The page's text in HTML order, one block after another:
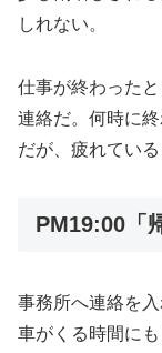
しれない。
仕事が終わった
連絡だ。何時に
だが、疲れてい
PM19:00「
事務所へ連絡を
車がくる時間に